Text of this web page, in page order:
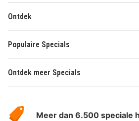
Ontdek
Populaire Specials
Ontdek meer Specials
HotelSpecials
Meer dan 6.500 speciale